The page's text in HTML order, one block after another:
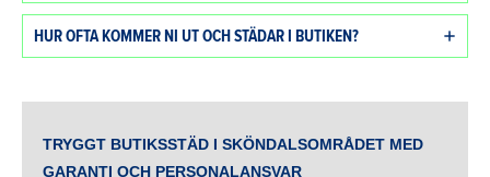
HUR OFTA KOMMER NI UT OCH STÄDAR I BUTIKEN?
TRYGGT BUTIKSSTÄD I SKÖNDALSOMRÅDET MED
GARANTI OCH PERSONALANSVAR